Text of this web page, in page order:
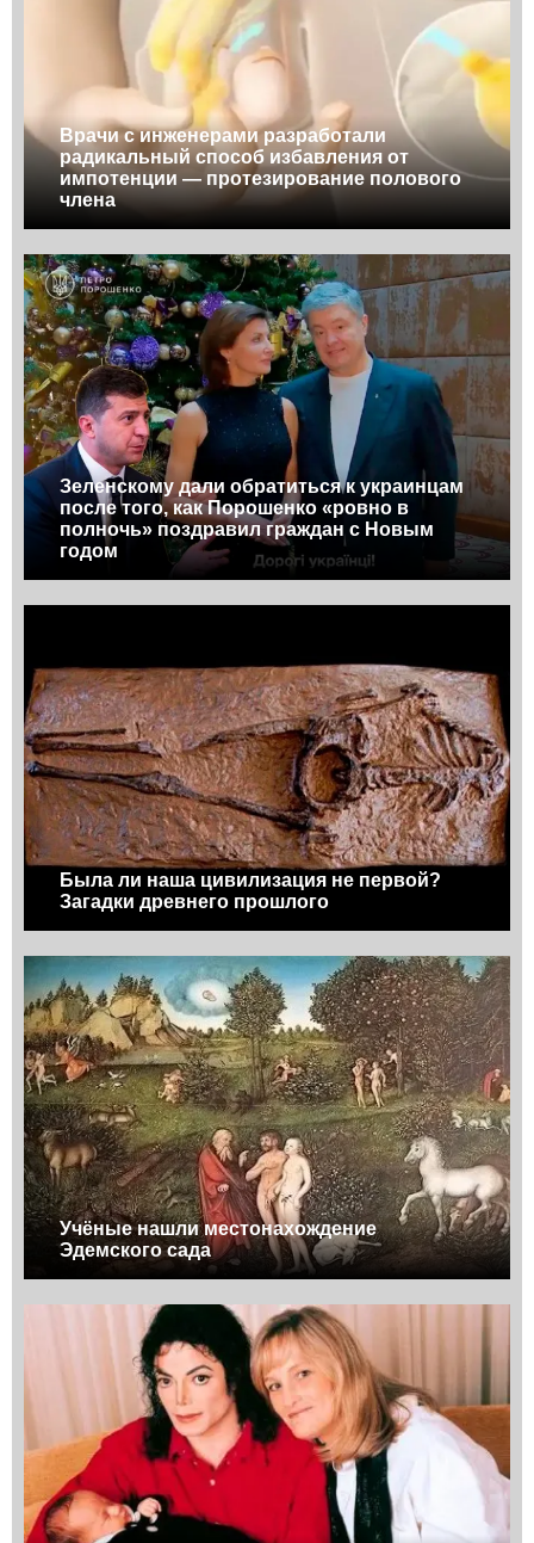
Врачи с инженерами разработали
радикальный способ избавления от
импотенции — протезирование полового
члена
Зеленскому дали обратиться к украинцам
после того, как Порошенко «ровно в
полночь» поздравил граждан с Новым
годом
Была ли наша цивилизация не первой?
Загадки древнего прошлого
Учёные нашли местонахождение
Эдемского сада